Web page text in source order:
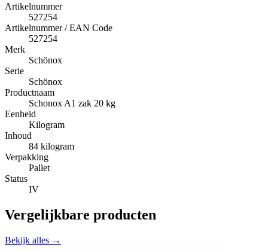
Artikelnummer
527254
Artikelnummer / EAN Code
527254
Merk
Schönox
Serie
Schönox
Productnaam
Schonox A1 zak 20 kg
Eenheid
Kilogram
Inhoud
84 kilogram
Verpakking
Pallet
Status
IV
Vergelijkbare producten
Bekijk alles →